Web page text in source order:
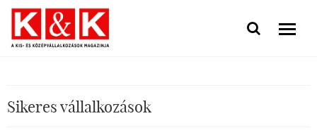
Sikeres vállalkozások